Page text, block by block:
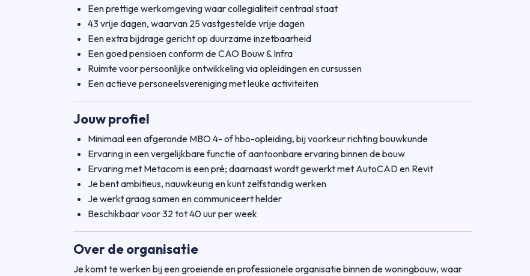
Een prettige werkomgeving waar collegialiteit centraal staat
43 vrije dagen, waarvan 25 vastgestelde vrije dagen
Een extra bijdrage gericht op duurzame inzetbaarheid
Een goed pensioen conform de CAO Bouw & Infra
Ruimte voor persoonlijke ontwikkeling via opleidingen en cursussen
Een actieve personeelsvereniging met leuke activiteiten
Jouw profiel
Minimaal een afgeronde MBO 4- of hbo-opleiding, bij voorkeur richting bouwkunde
Ervaring in een vergelijkbare functie of aantoonbare ervaring binnen de bouw
Ervaring met Metacom is een pré; daarnaast wordt gewerkt met AutoCAD en Revit
Je bent ambitieus, nauwkeurig en kunt zelfstandig werken
Je werkt graag samen en communiceert helder
Beschikbaar voor 32 tot 40 uur per week
Over de organisatie
Je komt te werken bij een groeiende en professionele organisatie binnen de woningbouw, waar